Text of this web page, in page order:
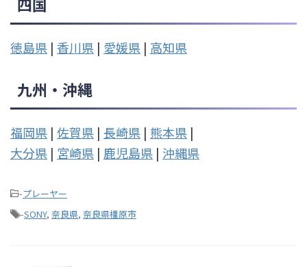
徳島県 | 香川県 | 愛媛県 | 高知県
九州・沖縄
福岡県 | 佐賀県 | 長崎県 | 熊本県 |
大分県 | 宮崎県 | 鹿児島県 | 沖縄県
-プレーヤー
-SONY, 奈良県, 奈良県橿原市